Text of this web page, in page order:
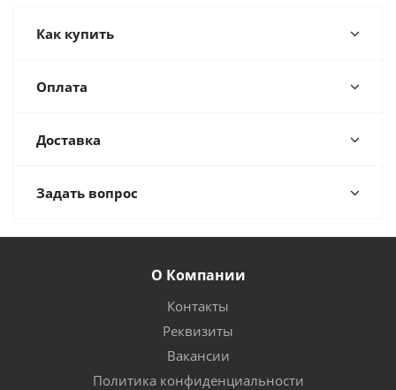
Как купить
Оплата
Доставка
Задать вопрос
О Компании
Контакты
Реквизиты
Вакансии
Политика конфиденциальности